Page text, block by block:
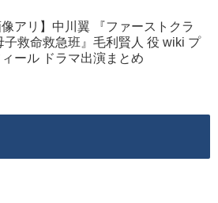
像アリ】中川翼 『ファーストクラ
子救命救急班』毛利賢人 役 wiki プ
ィール ドラマ出演まとめ